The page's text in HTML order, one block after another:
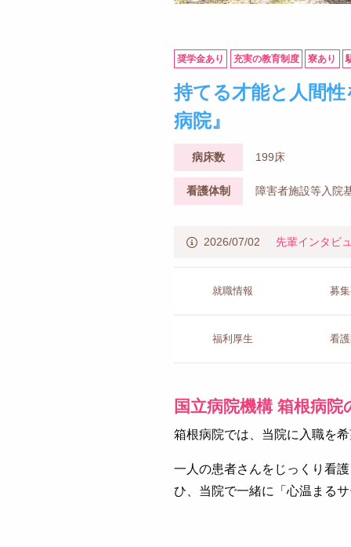
奨学金あり 充実の教育制度 寮あり
持てる才能と人間
病院』
病床数 199床
看護体制 障害者施設等入院
2026/07/02 先輩インタビ
就職情報 募
福利厚生 看
国立病院機構 箱根病院
箱根病院では、当院に入職を
一人の患者さんをじっくり看
ひ、当院で一緒に「心温まる